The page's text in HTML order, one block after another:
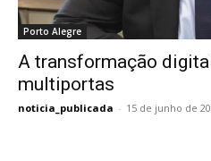
Porto Alegre
A transformação
multiportas
noticia_publicada - 15 de junho de